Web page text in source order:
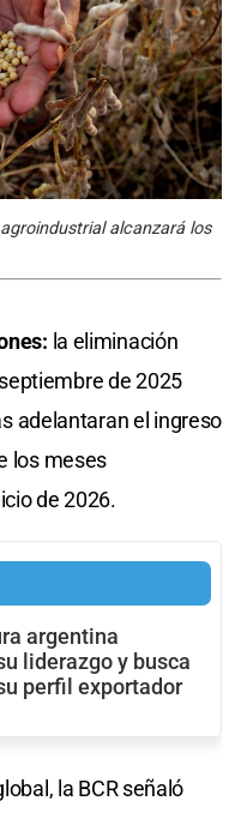
alcanzará los
la eliminación
de 2025
adelantaran el ingreso
los meses
de 2026.
argentina
liderazgo y busca
perfil exportador
la BCR señaló